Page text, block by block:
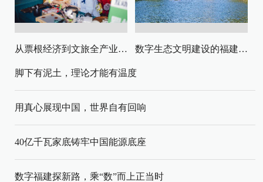
从票根经济到文旅全产业链升级 数字生态文明建设的福建路径与启示
脚下有泥土，理论才能有温度
用真心展现中国，世界自有回响
40亿千瓦家底铸牢中国能源底座
数字福建探新路，乘“数”而上正当时